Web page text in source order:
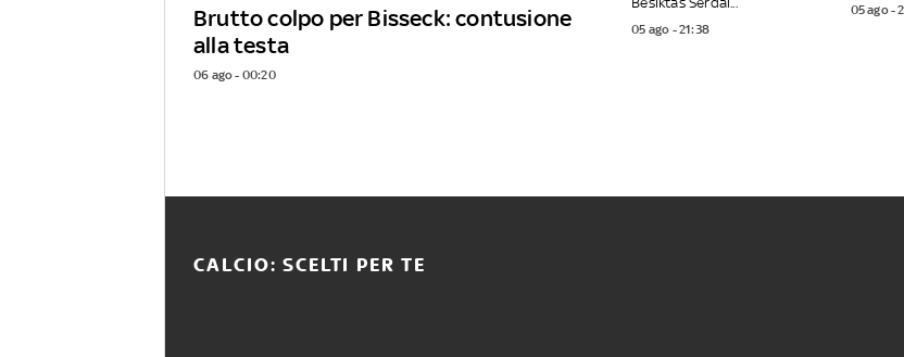
Brutto colpo per Bisseck: contusione
alla testa
06 ago - 00:20
05 ago - 21:38
05 ago -
CALCIO: SCELTI PER TE